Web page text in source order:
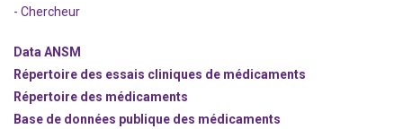
- Chercheur
Data ANSM
Répertoire des essais cliniques de médicaments
Répertoire des médicaments
Base de données publique des médicaments